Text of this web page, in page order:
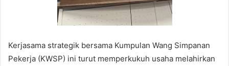
Kerjasama strategik bersama Kumpulan Wang Simpanan
Pekerja (KWSP) ini turut memperkukuh usaha melahirkan